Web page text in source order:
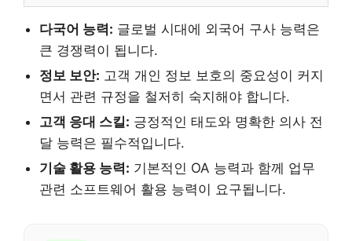
다국어 능력: 글로벌 시대에 외국어 구사 능력은
큰 경쟁력이 됩니다.
정보 보안: 고객 개인 정보 보호의 중요성이 커지
면서 관련 규정을 철저히 숙지해야 합니다.
고객 응대 스킬: 긍정적인 태도와 명확한 의사 전
달 능력은 필수적입니다.
기술 활용 능력: 기본적인 OA 능력과 함께 업무
관련 소프트웨어 활용 능력이 요구됩니다.